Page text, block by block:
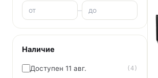
–
Наличие
Доступен 11 авг. (4)